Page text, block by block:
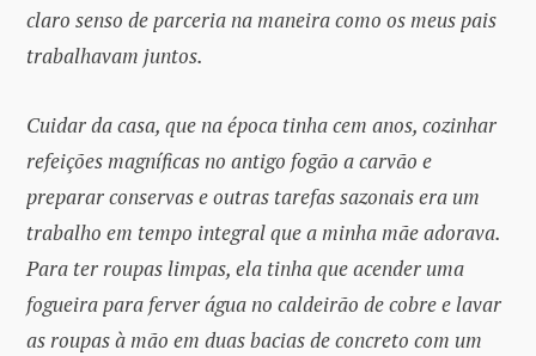
claro senso de parceria na maneira como os meus pais
trabalhavam juntos.
Cuidar da casa, que na época tinha cem anos, cozinhar
refeições magníficas no antigo fogão a carvão e
preparar conservas e outras tarefas sazonais era um
trabalho em tempo integral que a minha mãe adorava.
Para ter roupas limpas, ela tinha que acender uma
fogueira para ferver água no caldeirão de cobre e lavar
as roupas à mão em duas bacias de concreto com um